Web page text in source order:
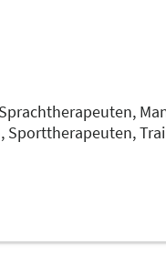
Sporttherapeuten,